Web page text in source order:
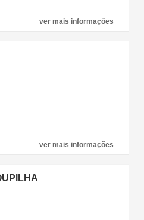
ver mais informações
ver mais informações